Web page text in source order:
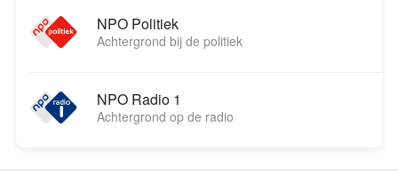
NPO Politiek
Achtergrond bij de politiek
NPO Radio 1
Achtergrond op de radio